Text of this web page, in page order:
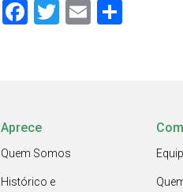
Facebook
Twitter
Email
Aprece
Quem Somos
Histórico e